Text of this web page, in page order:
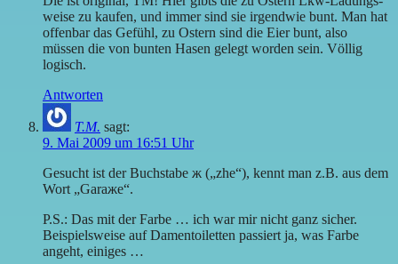
weise zu kaufen, und immer sind sie irgendwie bunt. Man hat
offenbar das Gefühl, zu Ostern sind die Eier bunt, also
müssen die von bunten Hasen gelegt worden sein. Völlig
logisch.
Antworten
T.M. sagt:
9. Mai 2009 um 16:51 Uhr
Gesucht ist der Buchstabe ж („zhe“), kennt man z.B. aus dem
Wort „Garaжe“.
P.S.: Das mit der Farbe … ich war mir nicht ganz sicher.
Beispielsweise auf Damentoiletten passiert ja, was Farbe
angeht, einiges …